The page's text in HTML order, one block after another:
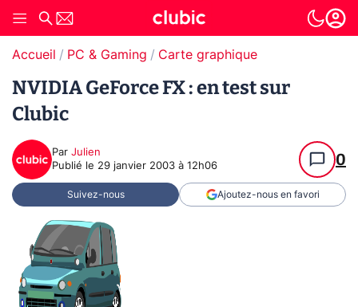
Accueil PC & Gaming Carte graphique
NVIDIA GeForce FX : en test sur
Clubic
Par Julien
Publié le 29 janvier 2003 à 12h06 0
Suivez-nous Ajoutez-nous en favori